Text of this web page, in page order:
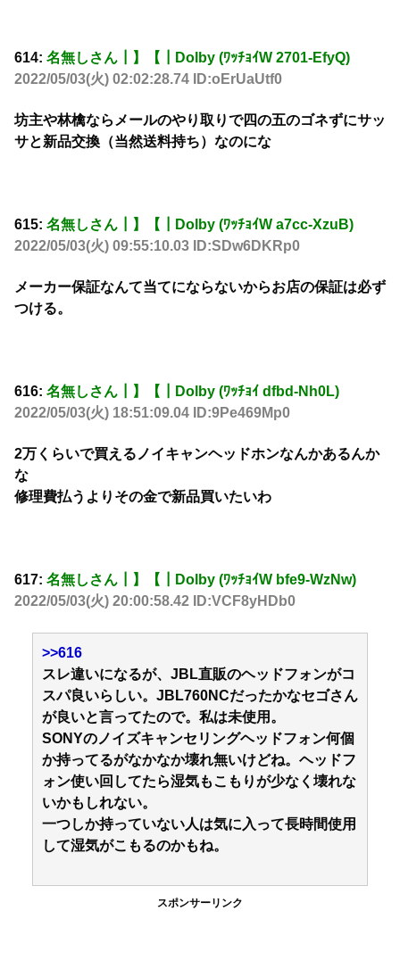
614: 名無しさん┃】【┃Dolby (ﾜｯﾁｮｲW 2701-EfyQ)
2022/05/03(火) 02:02:28.74 ID:oErUaUtf0
坊主や林檎ならメールのやり取りで四の五のゴネずにサッ
サと新品交換（当然送料持ち）なのにな
615: 名無しさん┃】【┃Dolby (ﾜｯﾁｮｲW a7cc-XzuB)
2022/05/03(火) 09:55:10.03 ID:SDw6DKRp0
メーカー保証なんて当てにならないからお店の保証は必ず
つける。
616: 名無しさん┃】【┃Dolby (ﾜｯﾁｮｲ dfbd-Nh0L)
2022/05/03(火) 18:51:09.04 ID:9Pe469Mp0
2万くらいで買えるノイキャンヘッドホンなんかあるんか
な
修理費払うよりその金で新品買いたいわ
617: 名無しさん┃】【┃Dolby (ﾜｯﾁｮｲW bfe9-WzNw)
2022/05/03(火) 20:00:58.42 ID:VCF8yHDb0
>>616
スレ違いになるが、JBL直販のヘッドフォンがコ
スパ良いらしい。JBL760NCだったかなセゴさん
が良いと言ってたので。私は未使用。
SONYのノイズキャンセリングヘッドフォン何個
か持ってるがなかなか壊れ無いけどね。ヘッドフ
ォン使い回してたら湿気もこもりが少なく壊れな
いかもしれない。
一つしか持っていない人は気に入って長時間使用
して湿気がこもるのかもね。
スポンサーリンク